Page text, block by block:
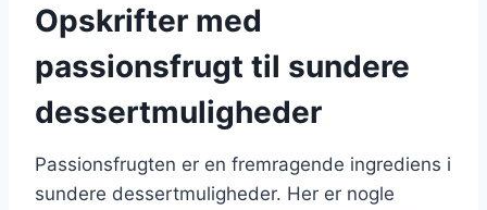
Opskrifter med
passionsfrugt til sundere
dessertmuligheder
Passionsfrugten er en fremragende ingrediens i
sundere dessertmuligheder. Her er nogle